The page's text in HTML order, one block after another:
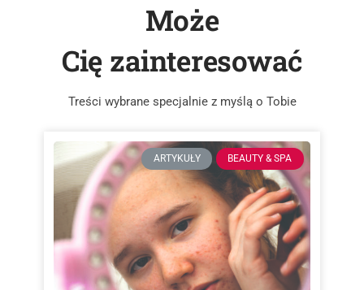
Może
Cię zainteresować
Treści wybrane specjalnie z myślą o Tobie
ARTYKUŁY BEAUTY & SPA